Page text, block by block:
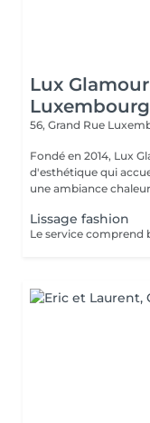
Lux Glamour
56, Grand Rue
Fondé en 2014, Lux
d'esthétique qui
une ambiance
Lissage fashion